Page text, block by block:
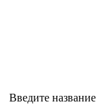
Введите название